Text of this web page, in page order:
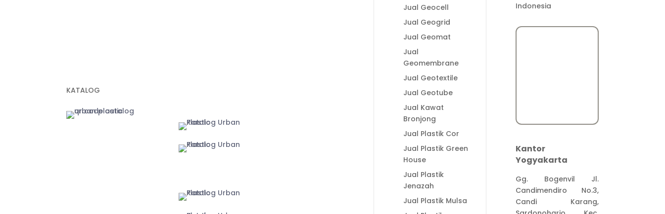
KATALOG
Jual Geocell
Jual Geogrid
Jual Geomat
Jual
Geomembrane
Jual Geotextile
Jual Geotube
Jual Kawat
Bronjong
Jual Plastik Cor
Jual Plastik Green
House
Jual Plastik
Jenazah
Jual Plastik Mulsa
Indonesia
Kantor
Yogyakarta
Gg. Bogenvil Jl.
Candimendiro No.3,
Candi Karang,